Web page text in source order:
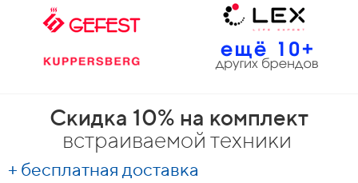
Скидка 10% на комплект
встраиваемой техники
+ бесплатная доставка